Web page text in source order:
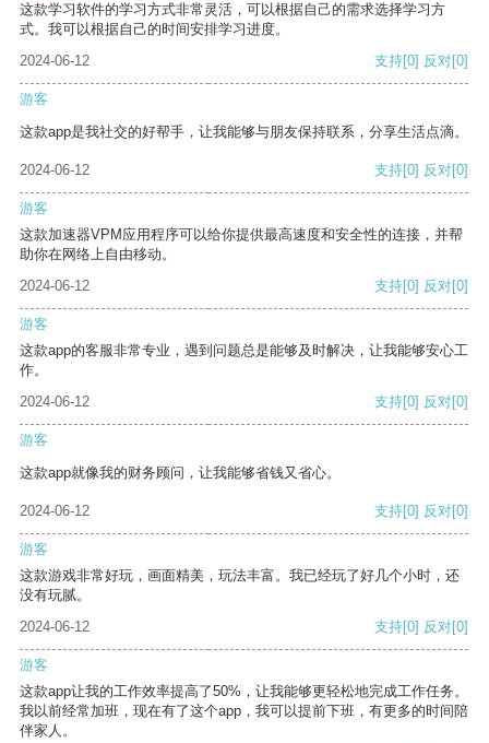
这款学习软件的学习方式非常灵活，可以根据自己的需求选择学习方
式。我可以根据自己的时间安排学习进度。
2024-06-12
支持[0] 反对[0]
游客
这款app是我社交的好帮手，让我能够与朋友保持联系，分享生活点滴。
2024-06-12 支持[0] 反对[0]
游客
这款加速器VPM应用程序可以给你提供最高速度和安全性的连接，并帮
助你在网络上自由移动。
2024-06-12
支持[0] 反对[0]
游客
这款app的客服非常专业，遇到问题总是能够及时解决，让我能够安心工
作。
2024-06-12
支持[0] 反对[0]
游客
这款app就像我的财务顾问，让我能够省钱又省心。
2024-06-12 支持[0] 反对[0]
游客
这款游戏非常好玩，画面精美，玩法丰富。我已经玩了好几个小时，还
没有玩腻。
2024-06-12
支持[0] 反对[0]
游客
这款app让我的工作效率提高了50%，让我能够更轻松地完成工作任务。
我以前经常加班，现在有了这个app，我可以提前下班，有更多的时间陪
伴家人。